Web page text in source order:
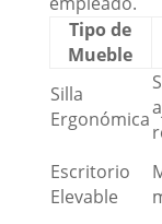
Tipo de
Mueble
Silla
Ergonómica
Escritorio
Elevable